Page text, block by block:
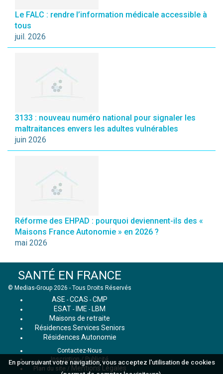
En poursuivant votre navigation, vous acceptez l'utilisation de cookies
Le FALC : rendre l’information médicale accessible à
tous
juil. 2026
3133 : nouveau numéro national pour signaler les
maltraitances envers les adultes vulnérables
juin 2026
Réforme des EHPAD : pourquoi deviennent-ils des «
Maisons France Autonomie » en 2026 ?
mai 2026
SANTÉ EN FRANCE
© Medias-Group 2026 - Tous Droits Réservés
ASE - CCAS - CMP
ESAT - IME - LBM
Maisons de retraite
Résidences Services Seniors
Résidences Autonomie
Contactez-Nous
Inscription / Publicité
Plan du site / Mentions Légales